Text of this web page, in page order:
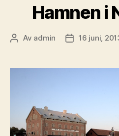
Hamnen i
Inläggsförfattare
Av admin Inläggsdatum
16 juni,